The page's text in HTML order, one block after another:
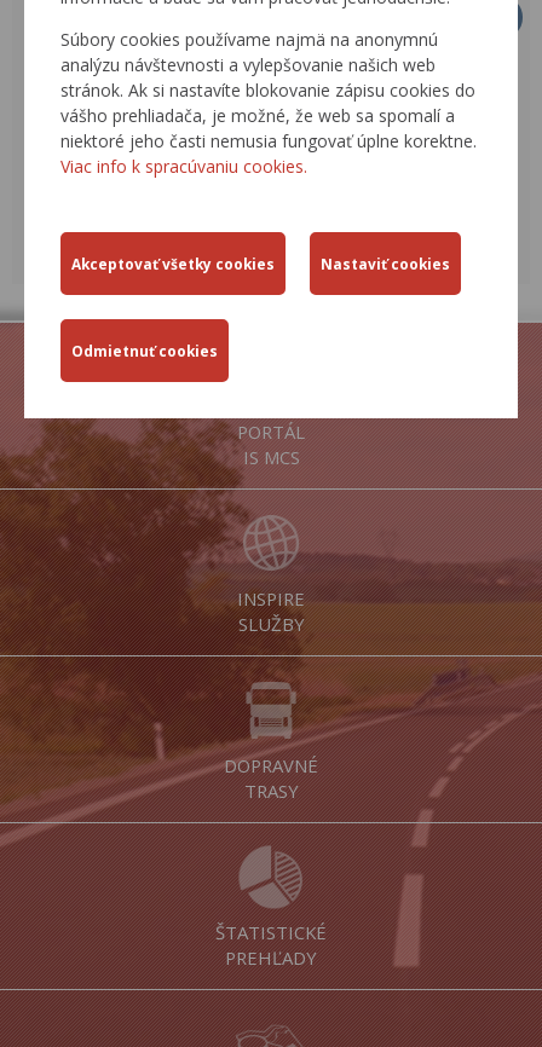
Súbory cookies používame najmä na anonymnú
analýzu návštevnosti a vylepšovanie našich web
stránok. Ak si nastavíte blokovanie zápisu cookies do
vášho prehliadača, je možné, že web sa spomalí a
niektoré jeho časti nemusia fungovať úplne korektne.
Viac info k spracúvaniu cookies.
11 12 13 14 15
18 19 20 21 22
25 26 27 28 29
AKTUÁLNE UDALOSTI
ARCHÍV UDALOSTÍ
PORTÁL
IS MCS
INSPIRE
SLUŽBY
DOPRAVNÉ
TRASY
ŠTATISTICKÉ
PREHĽADY